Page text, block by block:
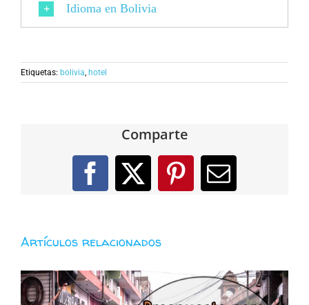
Idioma en Bolivia
Etiquetas: bolivia, hotel
Comparte
Facebook
X PinterestCorreo
Artículos relacionados